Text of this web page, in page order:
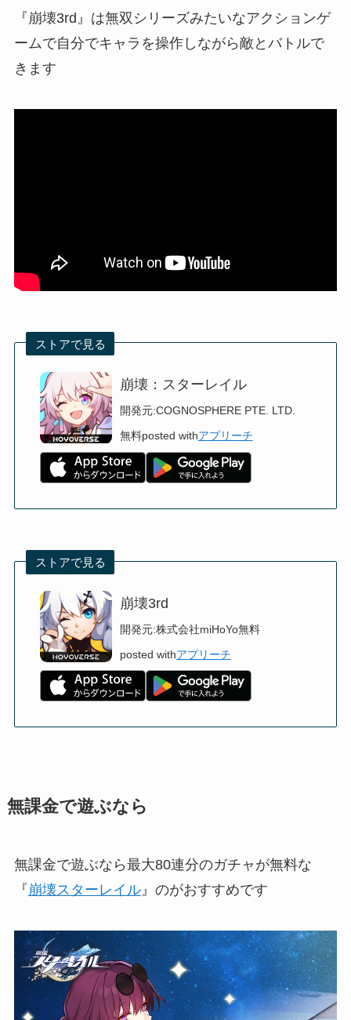
『崩壊3rd』は無双シリーズみたいなアクションゲ
ームで自分でキャラを操作しながら敵とバトルで
きます
ストアで見る
崩壊：スターレイル
開発元:COGNOSPHERE PTE. LTD.
無料posted withアプリーチ
ストアで見る
崩壊3rd
開発元:株式会社miHoYo無料
posted withアプリーチ
無課金で遊ぶなら
無課金で遊ぶなら最大80連分のガチャが無料な
『 崩壊スターレイル』のがおすすめです